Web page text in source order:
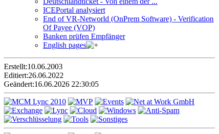
ICEPortal analysiert
End of VR-Networld (OnPrem Software) - Verification
Of Payee (VOP)
Banken prüfen Empfänger
English pages
Erstellt:10.06.2003
Editiert:26.06.2022
Geändert:16.06.2026 22:30:05